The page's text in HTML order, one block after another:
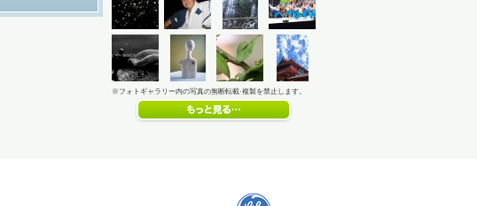
※フォトギャラリー内の写真の無断転載·複製を禁止します。